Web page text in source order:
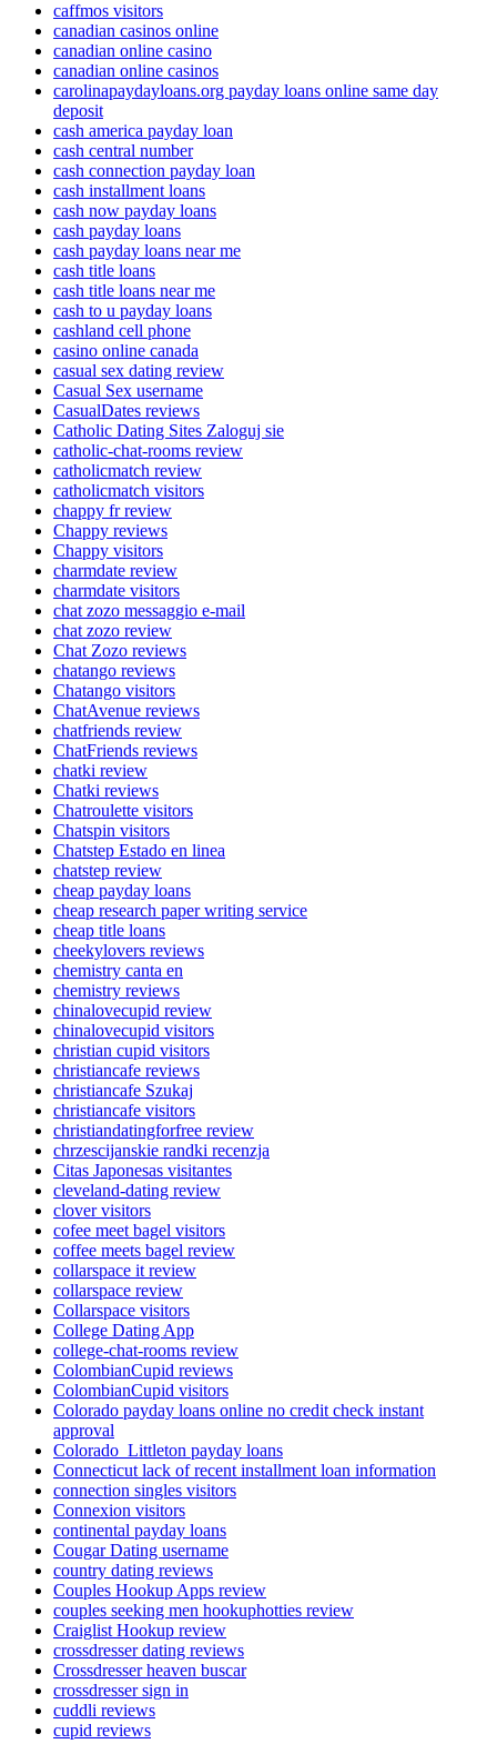
caffmos visitors
canadian casinos online
canadian online casino
canadian online casinos
carolinapaydayloans.org payday loans online same day
deposit
cash america payday loan
cash central number
cash connection payday loan
cash installment loans
cash now payday loans
cash payday loans
cash payday loans near me
cash title loans
cash title loans near me
cash to u payday loans
cashland cell phone
casino online canada
casual sex dating review
Casual Sex username
CasualDates reviews
Catholic Dating Sites Zaloguj sie
catholic-chat-rooms review
catholicmatch review
catholicmatch visitors
chappy fr review
Chappy reviews
Chappy visitors
charmdate review
charmdate visitors
chat zozo messaggio e-mail
chat zozo review
Chat Zozo reviews
chatango reviews
Chatango visitors
ChatAvenue reviews
chatfriends review
ChatFriends reviews
chatki review
Chatki reviews
Chatroulette visitors
Chatspin visitors
Chatstep Estado en linea
chatstep review
cheap payday loans
cheap research paper writing service
cheap title loans
cheekylovers reviews
chemistry canta en
chemistry reviews
chinalovecupid review
chinalovecupid visitors
christian cupid visitors
christiancafe reviews
christiancafe Szukaj
christiancafe visitors
christiandatingforfree review
chrzescijanskie randki recenzja
Citas Japonesas visitantes
cleveland-dating review
clover visitors
cofee meet bagel visitors
coffee meets bagel review
collarspace it review
collarspace review
Collarspace visitors
College Dating App
college-chat-rooms review
ColombianCupid reviews
ColombianCupid visitors
Colorado payday loans online no credit check instant
approval
Colorado_Littleton payday loans
Connecticut lack of recent installment loan information
connection singles visitors
Connexion visitors
continental payday loans
Cougar Dating username
country dating reviews
Couples Hookup Apps review
couples seeking men hookuphotties review
Craiglist Hookup review
crossdresser dating reviews
Crossdresser heaven buscar
crossdresser sign in
cuddli reviews
cupid reviews